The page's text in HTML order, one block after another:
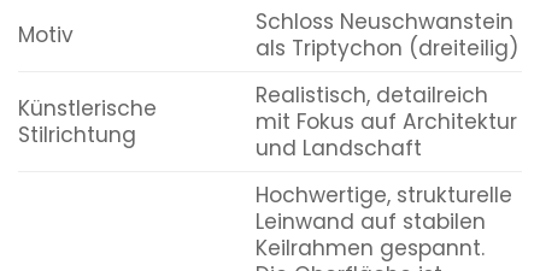
Motiv
Schloss Neuschwanstein
als Triptychon (dreiteilig)
Künstlerische
Stilrichtung
Realistisch, detailreich
mit Fokus auf Architektur
und Landschaft
Hochwertige, strukturelle
Leinwand auf stabilen
Keilrahmen gespannt.